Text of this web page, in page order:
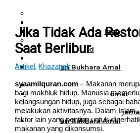
Al Quran Hafalan Tikrar
Mushaf Tahajud
Al-Qur’an Bukhara Amal
Al Quran Haji Umrah
Mushaf Tilawah Maqomat
Al Quran Terjemah
Al Quran Tajwid dan
Al-Qur’an Bukhara Amal
Harian
Jika Tidak Ada
Saat Berlibur
Artikel, Khazanah
syaamilquran.com – Makanan
bagi makhluk hidup. Manusia
kelangsungan hidup, juga sebagai
melakukan aktivitasnya. Dalam Islam,
faktor lain yang penting untuk
makanan yang dikonsumsi.